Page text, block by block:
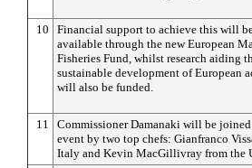
10
Financial support to achieve this will
available through the new European
Fisheries Fund, whilst research aiding
sustainable development of European
will also be funded.
11
Commissioner Damanaki will be
event by two top chefs: Gianfranco
Italy and Kevin MacGillivray from the